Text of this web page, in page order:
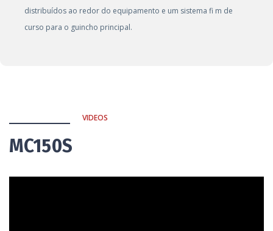
distribuídos ao redor do equipamento e um sistema fi m de
curso para o guincho principal.
VIDEOS
MC150S